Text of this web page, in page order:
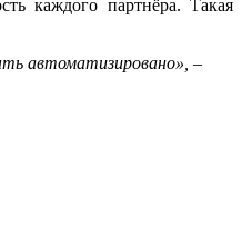
каждого партнёра. Такая
автоматизировано», –